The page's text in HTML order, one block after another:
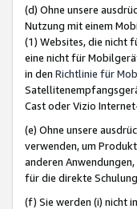
(d) Ohne unsere
Nutzung mit einem
(1) Websites, die nicht
eine nicht für
in den Richtlinie für
Cast oder Vizio
(e) Ohne unsere
verwenden, um
anderen
für die direkte
(f) Sie werden (i) nicht